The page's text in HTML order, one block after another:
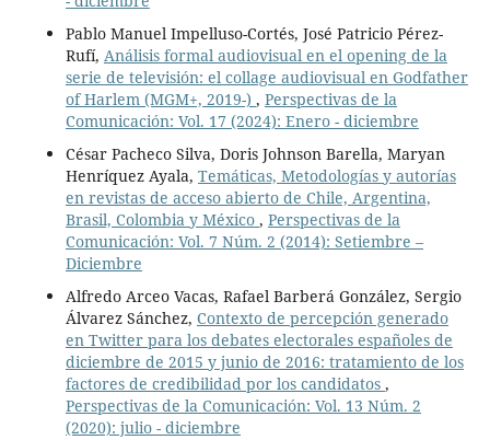
Pablo Manuel Impelluso-Cortés, José Patricio Pérez-
Rufí, Análisis formal audiovisual en el opening de la
serie de televisión: el collage audiovisual en Godfather
of Harlem (MGM+, 2019-) , Perspectivas de la
Comunicación: Vol. 17 (2024): Enero - diciembre
César Pacheco Silva, Doris Johnson Barella, Maryan
Henríquez Ayala, Temáticas, Metodologías y autorías
en revistas de acceso abierto de Chile, Argentina,
Brasil, Colombia y México , Perspectivas de la
Comunicación: Vol. 7 Núm. 2 (2014): Setiembre –
Diciembre
Alfredo Arceo Vacas, Rafael Barberá González, Sergio
Álvarez Sánchez, Contexto de percepción generado
en Twitter para los debates electorales españoles de
diciembre de 2015 y junio de 2016: tratamiento de los
factores de credibilidad por los candidatos ,
Perspectivas de la Comunicación: Vol. 13 Núm. 2
(2020): julio - diciembre